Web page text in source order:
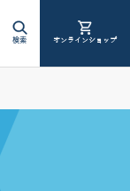
検索 オンラインショップ